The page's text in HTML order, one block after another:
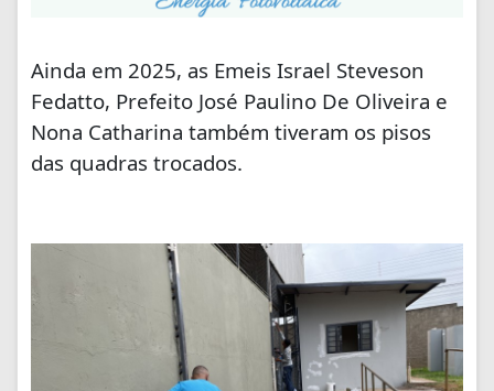
Ainda em 2025, as Emeis Israel Steveson
Fedatto, Prefeito José Paulino De Oliveira e
Nona Catharina também tiveram os pisos
das quadras trocados.